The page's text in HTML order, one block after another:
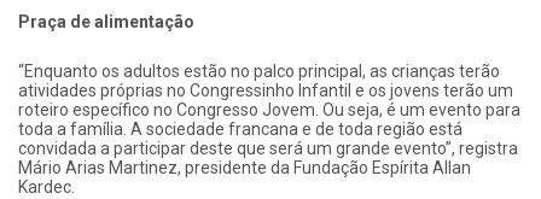
Praça de alimentação
“Enquanto os adultos estão no palco principal, as crianças terão
atividades próprias no Congressinho Infantil e os jovens terão um
roteiro específico no Congresso Jovem. Ou seja, é um evento para
toda a família. A sociedade francana e de toda região está
convidada a participar deste que será um grande evento”, registra
Mário Arias Martinez, presidente da Fundação Espírita Allan
Kardec.